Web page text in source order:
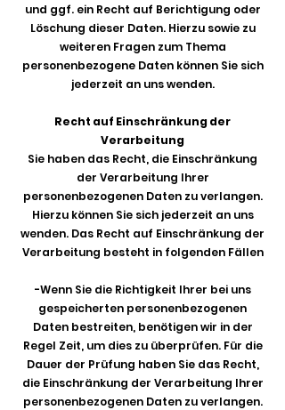
und ggf. ein Recht auf Berichtigung oder
Löschung dieser Daten. Hierzu sowie zu
weiteren Fragen zum Thema
personenbezogene Daten können Sie sich
jederzeit an uns wenden.
Recht auf Einschränkung der
Verarbeitung
Sie haben das Recht, die Einschränkung
der Verarbeitung Ihrer
personenbezogenen Daten zu verlangen.
Hierzu können Sie sich jederzeit an uns
wenden. Das Recht auf Einschränkung der
Verarbeitung besteht in folgenden Fällen
-Wenn Sie die Richtigkeit Ihrer bei uns
gespeicherten personenbezogenen
Daten bestreiten, benötigen wir in der
Regel Zeit, um dies zu überprüfen. Für die
Dauer der Prüfung haben Sie das Recht,
die Einschränkung der Verarbeitung Ihrer
personenbezogenen Daten zu verlangen.